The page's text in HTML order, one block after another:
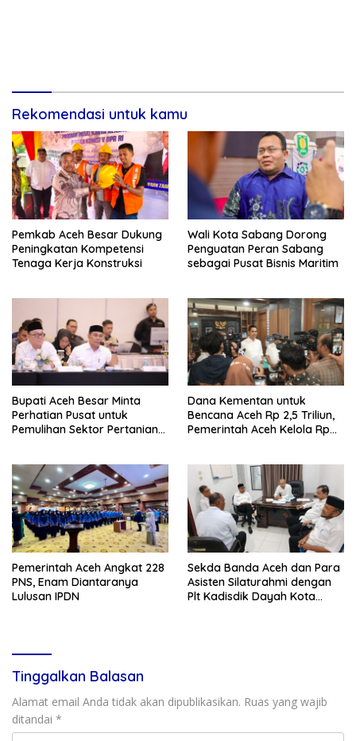
Rekomendasi untuk kamu
Pemkab Aceh Besar Dukung
Peningkatan Kompetensi
Tenaga Kerja Konstruksi
Wali Kota Sabang Dorong
Penguatan Peran Sabang
sebagai Pusat Bisnis Maritim
Bupati Aceh Besar Minta
Perhatian Pusat untuk
Pemulihan Sektor Pertanian
Dana Kementan untuk
Bencana Aceh Rp 2,5 Triliun,
Pemerintah Aceh Kelola Rp
Pemerintah Aceh Angkat 228
PNS, Enam Diantaranya
Lulusan IPDN
Sekda Banda Aceh dan Para
Asisten Silaturahmi dengan
Plt Kadisdik Dayah Kota
Tinggalkan Balasan
Alamat email Anda tidak akan dipublikasikan. Ruas yang wajib
ditandai *